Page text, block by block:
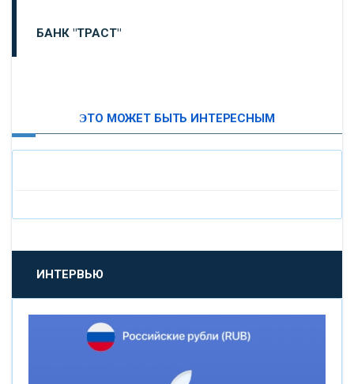
БАНК "ТРАСТ"
«БАНК САНКТ-ПЕТЕРБУРГ»
«ПРОМСВЯЗЬБАНК»
«НОВИКОМБАНК»
ЭТО МОЖЕТ БЫТЬ ИНТЕРЕСНЫМ
ИНТЕРВЬЮ